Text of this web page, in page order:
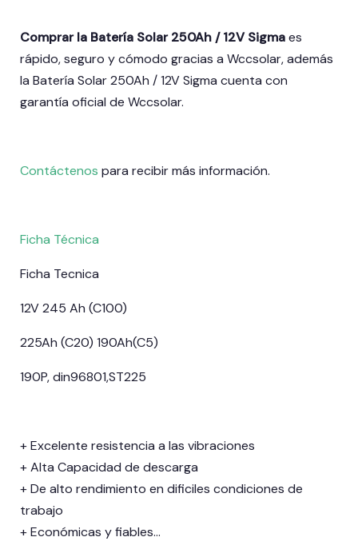
Comprar la Batería Solar 250Ah / 12V Sigmaes
rápido, seguro y cómodo gracias a Wccsolar, además
la Batería Solar 250Ah / 12V Sigma cuenta con
garantía oficial de Wccsolar.
Contáctenos para recibir más información.
Ficha Técnica
Ficha Tecnica
12V 245 Ah (C100)
225Ah (C20) 190Ah(C5)
190P, din96801,ST225
+ Excelente resistencia a las vibraciones
+ Alta Capacidad de descarga
+ De alto rendimiento en dificiles condiciones de
trabajo
+ Económicas y fiables…